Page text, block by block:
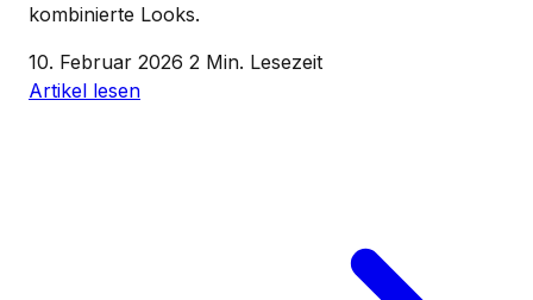
kombinierte Looks.
10. Februar 2026 2 Min. Lesezeit
Artikel lesen